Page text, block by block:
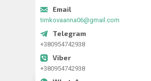
timkovaanna06@gmail.com
+380954742938
+380954742938